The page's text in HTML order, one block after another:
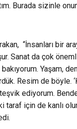
Burada sizinle
“İnsanları bir
Sanat da çok
Yaşam,
Resim de böyle.
ediyorum.
taraf için de kanlı